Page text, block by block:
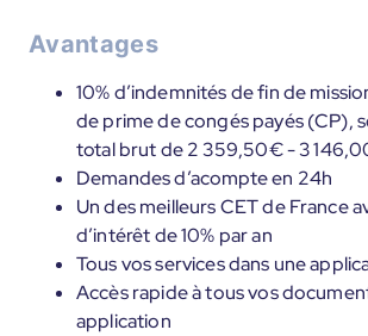
Avantages
10% d’indemnités de fin de
de prime de congés payés (CP),
total brut de 2 359,50€ - 3
Demandes d’acompte en 24h
Un des meilleurs CET de France
d’intérêt de 10% par an
Tous vos services dans une
Accès rapide à tous vos
application